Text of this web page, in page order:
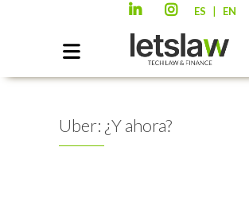
ES EN
Uber: ¿Y ahora?